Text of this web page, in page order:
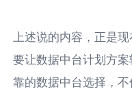
上述说的内容，正是
要让数据中台计划方
靠的数据中台选择，